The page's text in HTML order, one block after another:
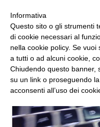
Vai
al
contenuto
Studio
Perizie Informatiche
MENU
Informativa
Questo sito o gli strumenti
di cookie necessari al
nella cookie policy. Se
a tutti o ad alcuni cookie,
Chiudendo questo banner,
su un link o proseguendo
acconsenti all’uso dei